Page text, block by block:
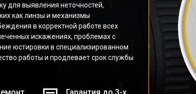
для выявления неточностей,
как линзы и механизмы
в корректной работе всех
искажениях, проблемах с
юстировки в специализированном
работы и продлевает срок службы